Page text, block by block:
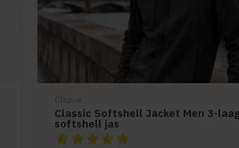
Classic Softshell Jacket Men 3-
softshell jas
De beoordeling van dit product is